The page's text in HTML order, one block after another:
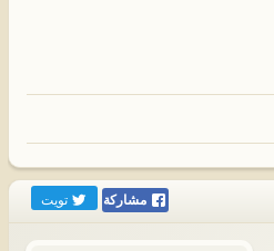
مشاركة تويت